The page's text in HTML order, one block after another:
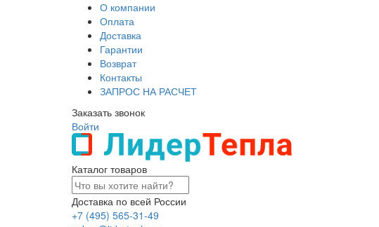
О компании
Оплата
Доставка
Гарантии
Возврат
Контакты
ЗАПРОС НА РАСЧЕТ
Заказать звонок
Войти
Каталог товаров
Доставка по всей России
+7 (495) 565-31-49